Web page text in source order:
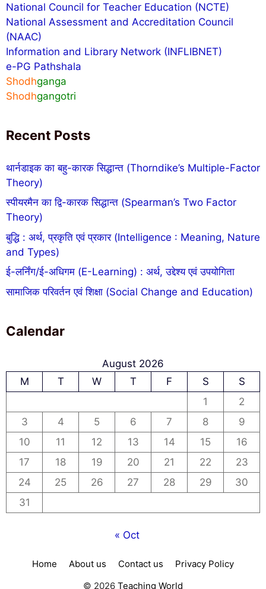
National Council for Teacher Education (NCTE)
National Assessment and Accreditation Council
(NAAC)
Information and Library Network (INFLIBNET)
e-PG Pathshala
Shodhganga
Shodhgangotri
Recent Posts
थार्नडाइक का बहु-कारक सिद्धान्त (Thorndike’s Multiple-Factor
Theory)
स्पीयरमैन का द्वि-कारक सिद्धान्त (Spearman’s Two Factor
Theory)
बुद्धि : अर्थ, प्रकृति एवं प्रकार (Intelligence : Meaning, Nature
and Types)
ई-लर्निंग/ई-अधिगम (E-Learning) : अर्थ, उद्देश्य एवं उपयोगिता
सामाजिक परिवर्तन एवं शिक्षा (Social Change and Education)
Calendar
August 2026
M
T W T F S
S
1
2
3
4 5 6 7 8
9
10
11 12 13 14 15
16
17
18 19 20 21 22
23
24
25 26 27 28 29
30
31
« Oct
Home About us Contact us
Privacy Policy
© 2026 Teaching World